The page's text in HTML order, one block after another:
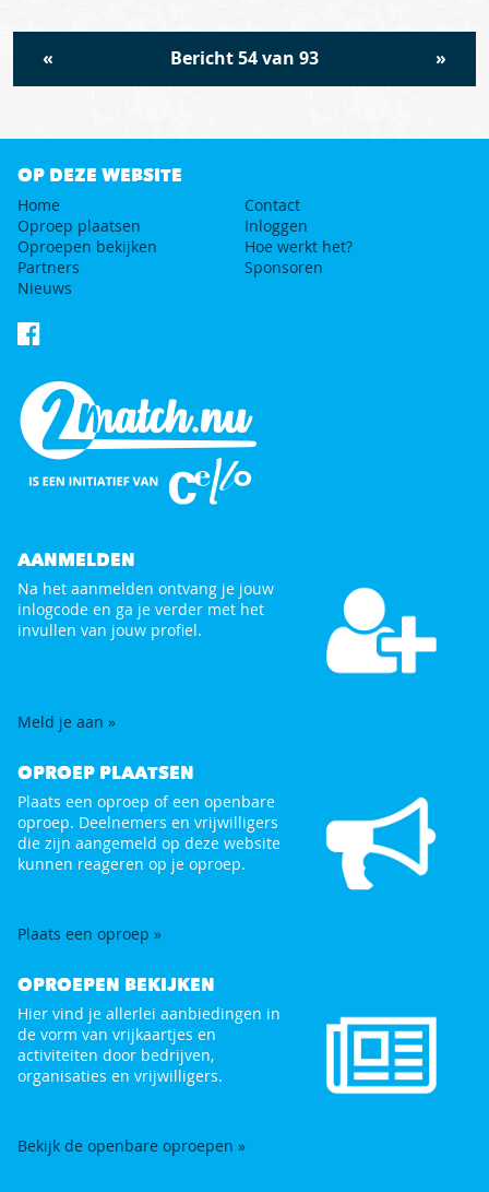
« Bericht 54 van 93 »
OP DEZE WEBSITE
Home
Contact
Oproep plaatsen
Inloggen
Oproepen bekijken
Hoe werkt het?
Partners
Sponsoren
Nieuws
AANMELDEN
Na het aanmelden ontvang je jouw
inlogcode en ga je verder met het
invullen van jouw profiel.
Meld je aan »
OPROEP PLAATSEN
Plaats een oproep of een openbare
oproep. Deelnemers en vrijwilligers
die zijn aangemeld op deze website
kunnen reageren op je oproep.
Plaats een oproep »
OPROEPEN BEKIJKEN
Hier vind je allerlei aanbiedingen in
de vorm van vrijkaartjes en
activiteiten door bedrijven,
organisaties en vrijwilligers.
Bekijk de openbare oproepen »